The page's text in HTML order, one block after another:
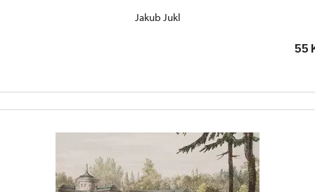
Jakub Jukl
55